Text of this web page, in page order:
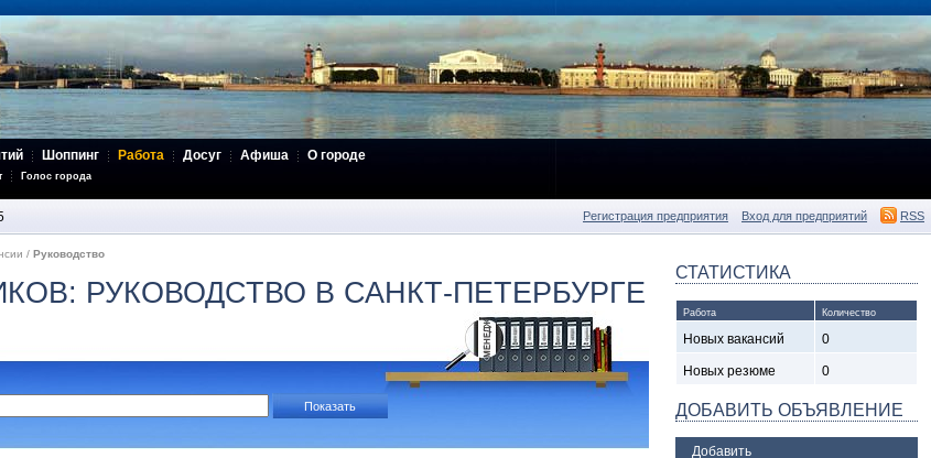
Шоппинг Работа Досуг Афиша О городе
Голос города
Регистрация предприятия Вход для предприятий RSS
/ Руководство
РУКОВОДСТВО В САНКТ-ПЕТЕРБУРГЕ
СТАТИСТИКА
Работа Количество
Новых вакансий 0
Новых резюме 0
ДОБАВИТЬ ОБЪЯВЛЕНИЕ
Добавить